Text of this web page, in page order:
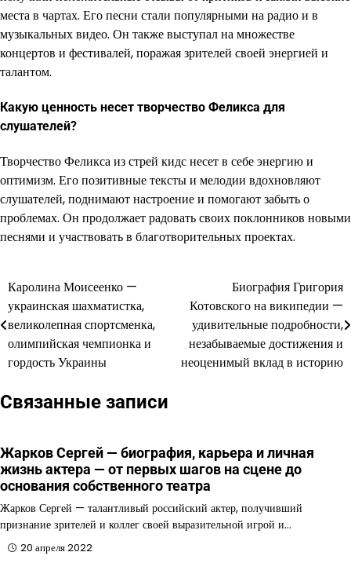
места в чартах. Его песни стали популярными на радио и в
музыкальных видео. Он также выступал на множестве
концертов и фестивалей, поражая зрителей своей энергией и
талантом.
Какую ценность несет творчество Феликса для
слушателей?
Творчество Феликса из стрей кидс несет в себе энергию и
оптимизм. Его позитивные тексты и мелодии вдохновляют
слушателей, поднимают настроение и помогают забыть о
проблемах. Он продолжает радовать своих поклонников новыми
песнями и участвовать в благотворительных проектах.
Навигация
по
записям
Каролина Моисеенко —
украинская шахматистка,
великолепная спортсменка,
олимпийская чемпионка и
гордость Украины
Биография Григория
Котовского на википедии —
удивительные подробности,
незабываемые достижения и
неоценимый вклад в историю
Связанные записи
Жарков Сергей — биография, карьера и личная
жизнь актера — от первых шагов на сцене до
основания собственного театра
Жарков Сергей — талантливый российский актер, получивший
признание зрителей и коллег своей выразительной игрой и…
20 апреля 2022